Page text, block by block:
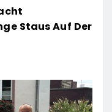
Staus Auf Der